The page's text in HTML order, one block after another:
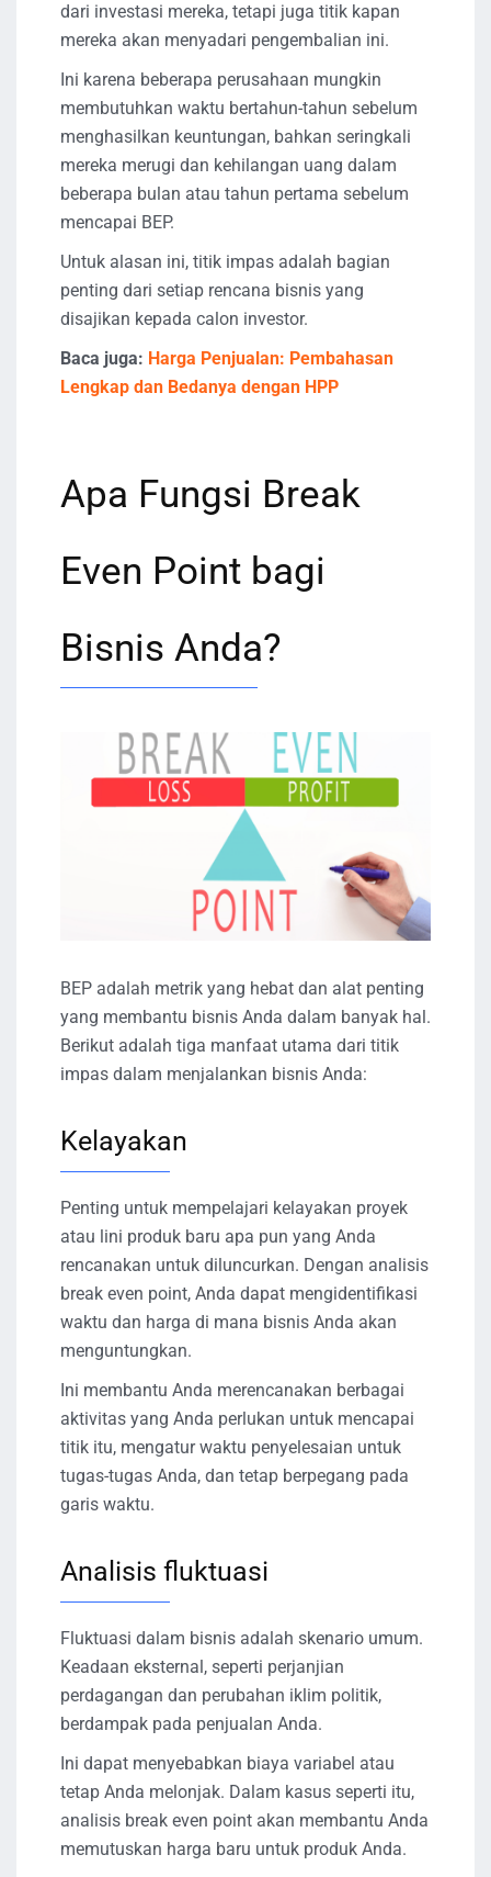
dari investasi mereka, tetapi juga titik kapan
mereka akan menyadari pengembalian ini.
Ini karena beberapa perusahaan mungkin
membutuhkan waktu bertahun-tahun sebelum
menghasilkan keuntungan, bahkan seringkali
mereka merugi dan kehilangan uang dalam
beberapa bulan atau tahun pertama sebelum
mencapai BEP.
Untuk alasan ini, titik impas adalah bagian
penting dari setiap rencana bisnis yang
disajikan kepada calon investor.
Baca juga: Harga Penjualan: Pembahasan
Lengkap dan Bedanya dengan HPP
Apa Fungsi Break
Even Point bagi
Bisnis Anda?
BEP adalah metrik yang hebat dan alat penting
yang membantu bisnis Anda dalam banyak hal.
Berikut adalah tiga manfaat utama dari titik
impas dalam menjalankan bisnis Anda:
Kelayakan
Penting untuk mempelajari kelayakan proyek
atau lini produk baru apa pun yang Anda
rencanakan untuk diluncurkan. Dengan analisis
break even point, Anda dapat mengidentifikasi
waktu dan harga di mana bisnis Anda akan
menguntungkan.
Ini membantu Anda merencanakan berbagai
aktivitas yang Anda perlukan untuk mencapai
titik itu, mengatur waktu penyelesaian untuk
tugas-tugas Anda, dan tetap berpegang pada
garis waktu.
Analisis fluktuasi
Fluktuasi dalam bisnis adalah skenario umum.
Keadaan eksternal, seperti perjanjian
perdagangan dan perubahan iklim politik,
berdampak pada penjualan Anda.
Ini dapat menyebabkan biaya variabel atau
tetap Anda melonjak. Dalam kasus seperti itu,
analisis break even point akan membantu Anda
memutuskan harga baru untuk produk Anda.